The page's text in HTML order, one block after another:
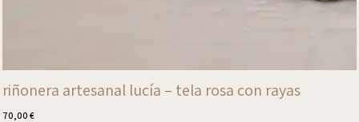
riñonera artesanal lucía – tela rosa con rayas
70,00€